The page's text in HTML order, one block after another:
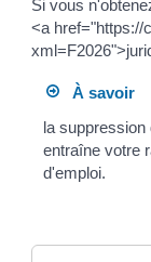
Si vous
<a href="https://
À savoir
la
entraîne votre
d'emploi.